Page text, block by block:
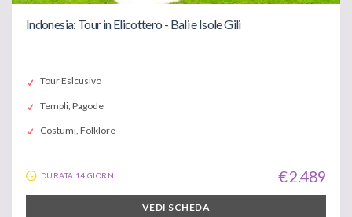
Indonesia: Tour in Elicottero - Bali e Isole Gili
Tour Eslcusivo
Templi, Pagode
Costumi, Folklore
DURATA 14 GIORNI € 2.489
VEDI SCHEDA